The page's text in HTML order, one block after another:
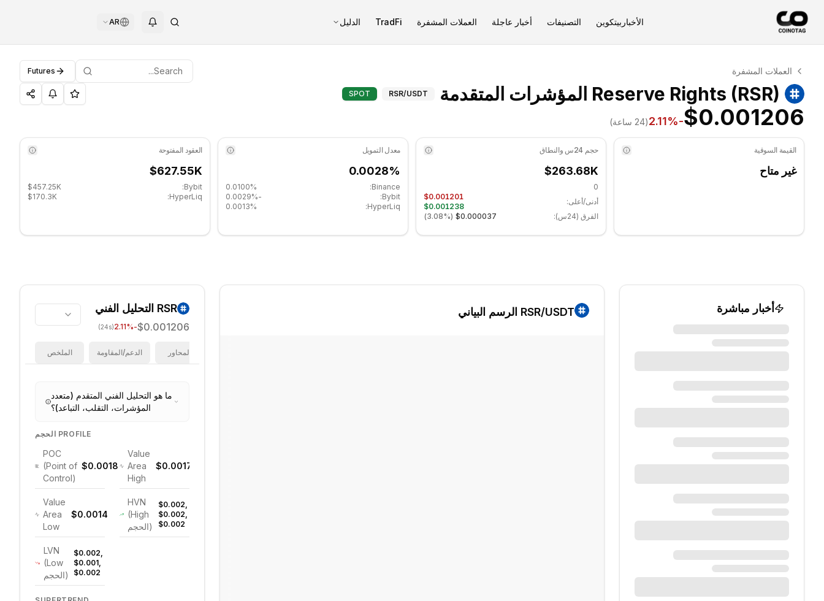
الأخبار بيتكوين التصنيفات أخبار عاجلة العملات المشفرة TradFi الدليل AR
التحليل الفني لـ Reserve Rights
Reserve Rights يتم تداوله حاليًا عند $0.001206. مؤشر RSI عند 44.25 في المنطقة المحايدة. الاتجاه اليومي جانبي. مستوى الدعم الرئيسي: $0.00119933, مستوى المقاومة: $0.00123233.
العملات المشفرة Futures
Reserve Rights (RSR) المؤشرات المتقدمة Reserve Rights (RSR) المؤشرات المتقدمة - COINOTAG
RSR/USDT
SPOT
$0.001206
-2.11
% (24 ساعة)
القيمة السوقية
غير متاح
حجم 24س والنطاق
$263.68K
0
أدنى/أعلى:
$0.001201
$0.001238
الفرق (24س):
$0.000037
(
3.08%
)
معدل التمويل
0.0028%
Binance:
0.0100%
Bybit:
-0.0029%
HyperLiq:
0.0013%
العقود المفتوحة
$627.55K
Bybit:
$457.25K
HyperLiq:
$170.3K
أخبار مباشرة RSR/USDT الرسم البياني RSR التحليل الفني
$0.001206
-2.11
%
(24s)
الملخص الدعم/المقاومة المحاور
ما هو التحليل الفني المتقدم (متعدد
المؤشرات، التقلب، التباعد)؟
الحجم PROFILE
POC
(Point of
Control)
$0.0018
Value
Area
High
$0.0017
Value
Area
Low
$0.0014
HVN
(High
الحجم)
$0.002,
$0.002,
$0.002
LVN
(Low
الحجم)
$0.002,
$0.001,
$0.002